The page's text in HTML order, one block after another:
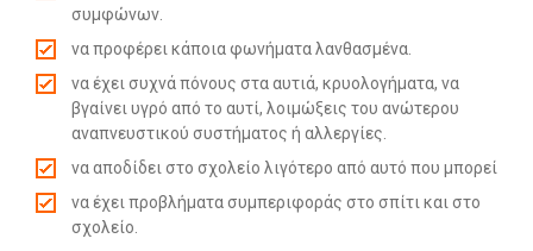
Επικοινωνία
Search
SEARCH BUTTON
συμφώνων.
να προφέρει κάποια φωνήματα λανθασμένα.
να έχει συχνά πόνους στα αυτιά, κρυολογήματα, να
βγαίνει υγρό από το αυτί, λοιμώξεις του ανώτερου
αναπνευστικού συστήματος ή αλλεργίες.
να αποδίδει στο σχολείο λιγότερο από αυτό που μπορεί
να έχει προβλήματα συμπεριφοράς στο σπίτι και στο
σχολείο.